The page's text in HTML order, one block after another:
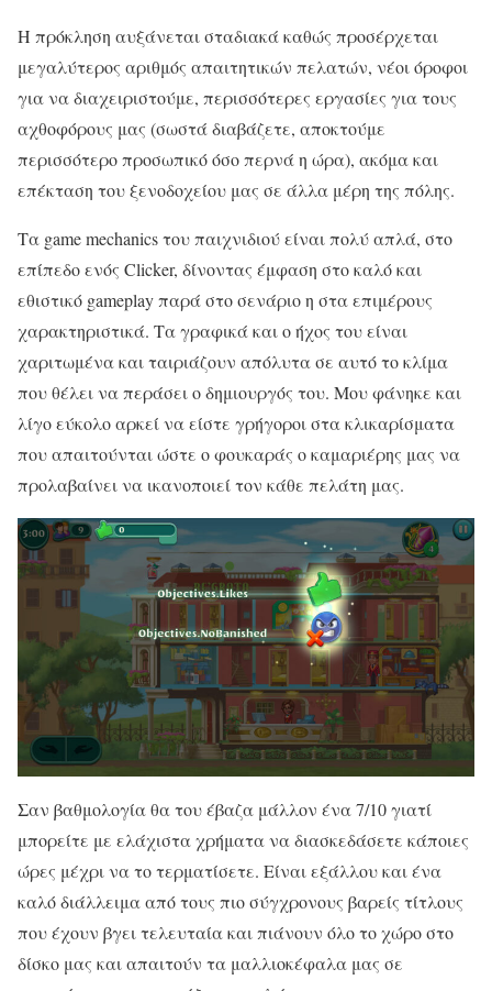
Η πρόκληση αυξάνεται σταδιακά καθώς προσέρχεται
μεγαλύτερος αριθμός απαιτητικών πελατών, νέοι όροφοι
για να διαχειριστούμε, περισσότερες εργασίες για τους
αχθοφόρους μας (σωστά διαβάζετε, αποκτούμε
περισσότερο προσωπικό όσο περνά η ώρα), ακόμα και
επέκταση του ξενοδοχείου μας σε άλλα μέρη της πόλης.
Τα game mechanics του παιχνιδιού είναι πολύ απλά, στο
επίπεδο ενός Clicker, δίνοντας έμφαση στο καλό και
εθιστικό gameplay παρά στο σενάριο η στα επιμέρους
χαρακτηριστικά. Τα γραφικά και ο ήχος του είναι
χαριτωμένα και ταιριάζουν απόλυτα σε αυτό το κλίμα
που θέλει να περάσει ο δημιουργός του. Μου φάνηκε και
λίγο εύκολο αρκεί να είστε γρήγοροι στα κλικαρίσματα
που απαιτούνται ώστε ο φουκαράς ο καμαριέρης μας να
προλαβαίνει να ικανοποιεί τον κάθε πελάτη μας.
Σαν βαθμολογία θα του έβαζα μάλλον ένα 7/10 γιατί
μπορείτε με ελάχιστα χρήματα να διασκεδάσετε κάποιες
ώρες μέχρι να το τερματίσετε. Είναι εξάλλου και ένα
καλό διάλλειμα από τους πιο σύγχρονους βαρείς τίτλους
που έχουν βγει τελευταία και πιάνουν όλο το χώρο στο
δίσκο μας και απαιτούν τα μαλλιοκέφαλα μας σε